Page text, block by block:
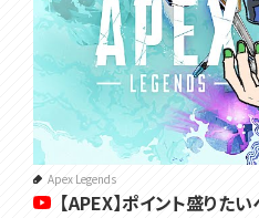
Apex Legends
【APEX】ポイント盛りた